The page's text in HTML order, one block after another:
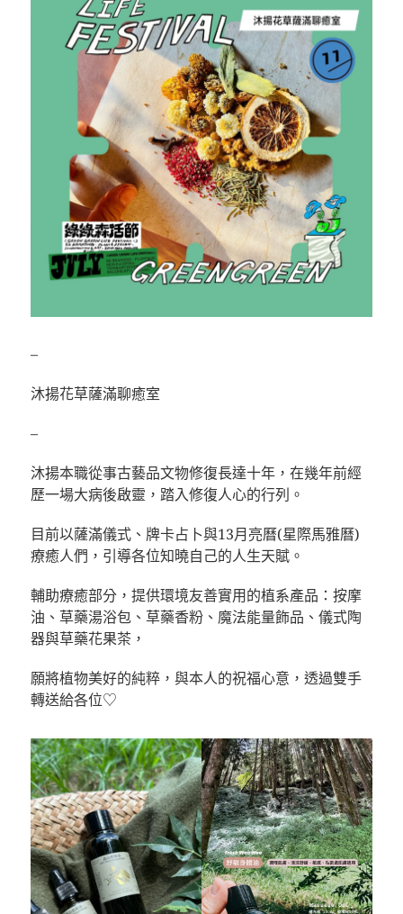
–
沐揚花草薩滿聊癒室
–
沐揚本職從事古藝品文物修復長達十年，在幾年前經
歷一場大病後啟靈，踏入修復人心的行列。
目前以薩滿儀式、牌卡占卜與13月亮曆(星際馬雅曆)
療癒人們，引導各位知曉自己的人生天賦。
輔助療癒部分，提供環境友善實用的植系產品：按摩
油、草藥湯浴包、草藥香粉、魔法能量飾品、儀式陶
器與草藥花果茶，
願將植物美好的純粹，與本人的祝福心意，透過雙手
轉送給各位♡